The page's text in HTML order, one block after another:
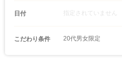
日付 指定されていません
こだわり条件 20代男女限定